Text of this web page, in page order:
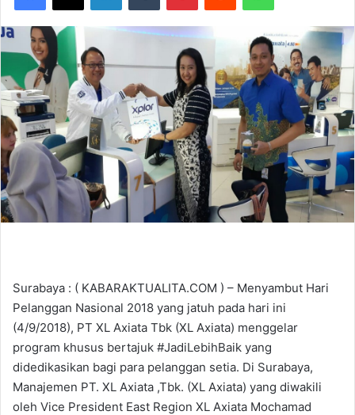
Surabaya : ( KABARAKTUALITA.COM ) – Menyambut Hari
Pelanggan Nasional 2018 yang jatuh pada hari ini
(4/9/2018), PT XL Axiata Tbk (XL Axiata) menggelar
program khusus bertajuk #JadiLebihBaik yang
didedikasikan bagi para pelanggan setia. Di Surabaya,
Manajemen PT. XL Axiata ,Tbk. (XL Axiata) yang diwakili
oleh Vice President East Region XL Axiata Mochamad